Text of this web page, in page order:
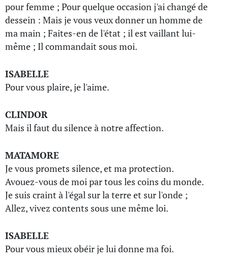
pour femme ; Pour quelque occasion j'ai changé de
dessein : Mais je vous veux donner un homme de
ma main ; Faites-en de l'état ; il est vaillant lui-
même ; Il commandait sous moi.
ISABELLE
Pour vous plaire, je l'aime.
CLINDOR
Mais il faut du silence à notre affection.
MATAMORE
Je vous promets silence, et ma protection.
Avouez-vous de moi par tous les coins du monde.
Je suis craint à l'égal sur la terre et sur l'onde ;
Allez, vivez contents sous une même loi.
ISABELLE
Pour vous mieux obéir je lui donne ma foi.